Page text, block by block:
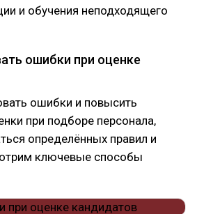
и обучения неподходящего
ошибки при оценке
ошибки и повысить
при подборе персонала,
определённых правил и
ключевые способы